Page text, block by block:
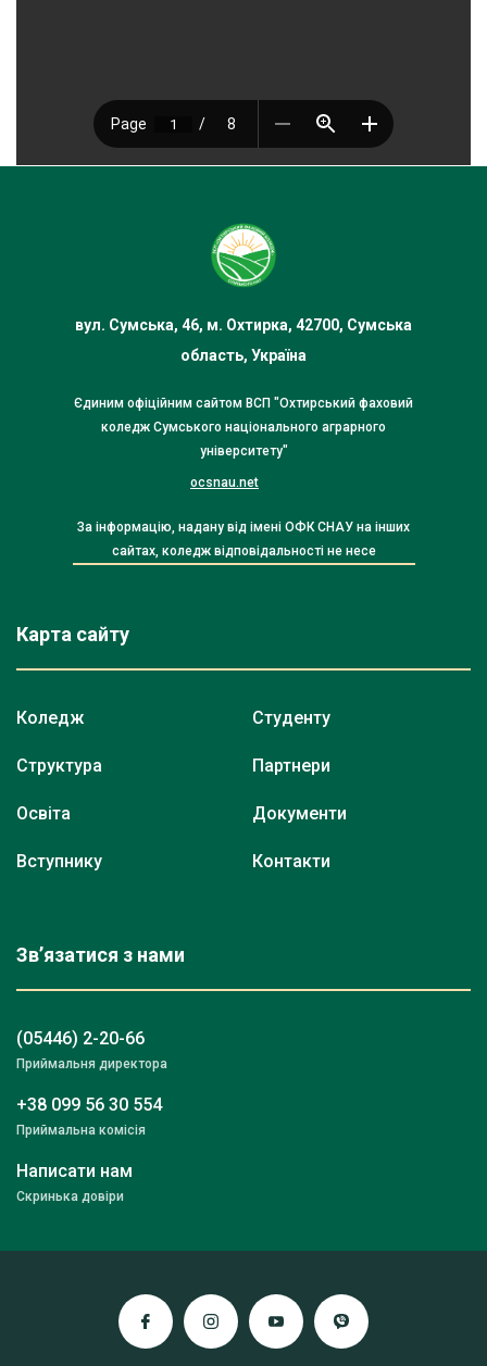
вул. Сумська, 46, м. Охтирка, 42700, Сумська
область, Україна
Єдиним офіційним сайтом ВСП "Охтирський фаховий
коледж Сумського національного аграрного
університету"
ocsnau.net
За інформацію, надану від імені ОФК СНАУ на інших
сайтах, коледж відповідальності не несе
Карта сайту
Коледж
Структура
Освіта
Вступнику
Студенту
Партнери
Документи
Контакти
Зв’язатися з нами
(05446) 2-20-66
Приймальня директора
+38 099 56 30 554
Приймальна комісія
Написати нам
Скринька довіри